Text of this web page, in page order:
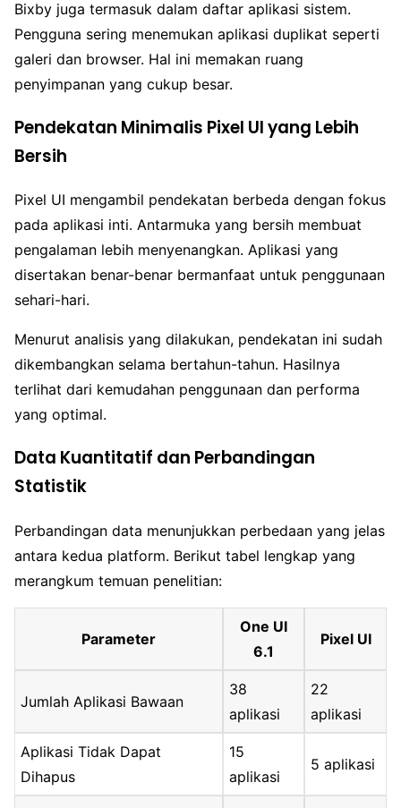
Bixby juga termasuk dalam daftar aplikasi sistem.
Pengguna sering menemukan aplikasi duplikat seperti
galeri dan browser. Hal ini memakan ruang
penyimpanan yang cukup besar.
Pendekatan Minimalis Pixel UI yang Lebih
Bersih
Pixel UI mengambil pendekatan berbeda dengan fokus
pada aplikasi inti. Antarmuka yang bersih membuat
pengalaman lebih menyenangkan. Aplikasi yang
disertakan benar-benar bermanfaat untuk penggunaan
sehari-hari.
Menurut analisis yang dilakukan, pendekatan ini sudah
dikembangkan selama bertahun-tahun. Hasilnya
terlihat dari kemudahan penggunaan dan performa
yang optimal.
Data Kuantitatif dan Perbandingan
Statistik
Perbandingan data menunjukkan perbedaan yang jelas
antara kedua platform. Berikut tabel lengkap yang
merangkum temuan penelitian:
Parameter
One UI
6.1
Pixel UI
Jumlah Aplikasi Bawaan
38
aplikasi
22
aplikasi
Aplikasi Tidak Dapat
Dihapus
15
aplikasi
5 aplikasi